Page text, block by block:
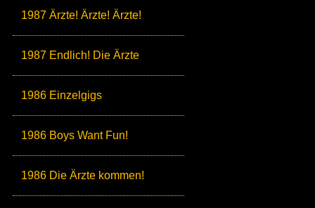
1987 Ärzte! Ärzte! Ärzte!
1987 Endlich! Die Ärzte
1986 Einzelgigs
1986 Boys Want Fun!
1986 Die Ärzte kommen!